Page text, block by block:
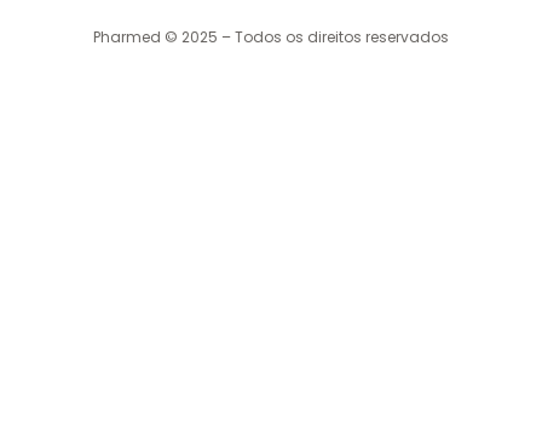
Pharmed © 2025 – Todos os direitos reservados